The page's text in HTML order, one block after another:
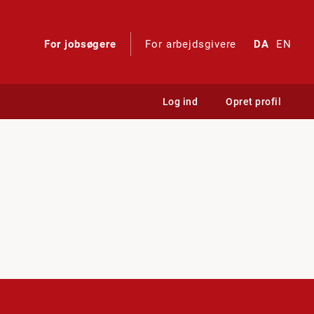
For jobsøgere For arbejdsgivere DA EN
Log ind Opret profil